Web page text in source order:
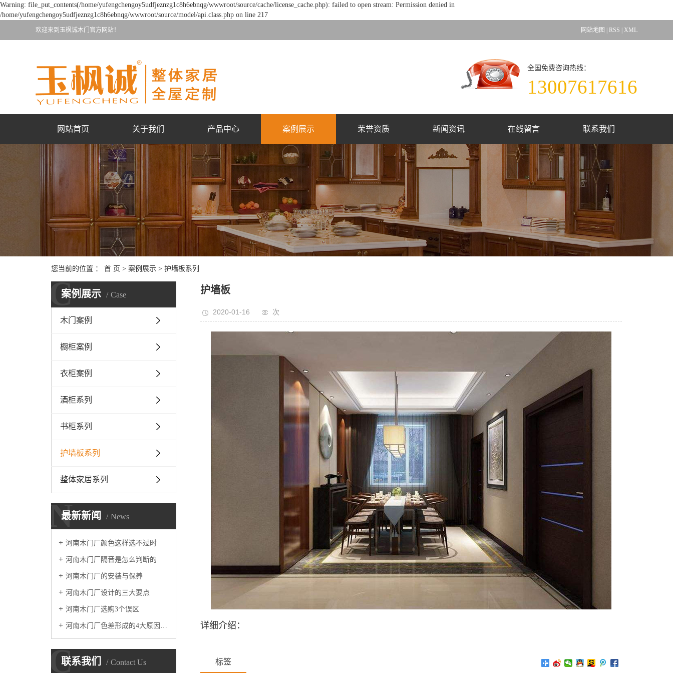
Warning: file_put_contents(/home/yufengchengoy5udfjeznzg1c8h6ebnqg/wwwroot/source/cache/license_cache.php): failed to open stream: Permission denied in
/home/yufengchengoy5udfjeznzg1c8h6ebnqg/wwwroot/source/model/api.class.php on line 217
欢迎来到玉枫诚木门官方网站！ 网站地图 RSS XML
全国免费咨询热线：
13007617616
网站首页 关于我们 产品中心 案例展示 荣誉资质 新闻资讯 在线留言 联系我们
您当前的位置 ： 首 页 > 案例展示 > 护墙板系列
案例展示 Case
C
木门案例
橱柜案例
衣柜案例
酒柜系列
书柜系列
护墙板系列
整体家居系列
最新新闻 News
N
河南木门厂颜色这样选不过时
河南木门厂隔音是怎么判断的
河南木门厂的安装与保养
河南木门厂设计的三大要点
河南木门厂选购3个误区
河南木门厂色差形成的4大原因及对策
联系我们 Contact Us
C
护墙板
2020-01-16 次
详细介绍：
标签